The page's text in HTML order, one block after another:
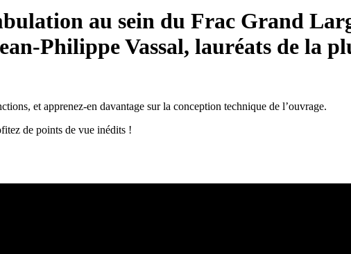
au sein du Frac Grand
Philippe Vassal, lauréats de la
et apprenez-en davantage sur la conception technique de l’ouvrage.
de points de vue inédits !